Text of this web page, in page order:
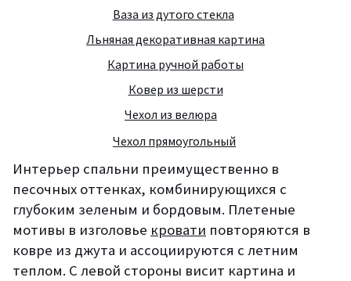
Ваза из дутого стекла
Льняная декоративная картина
Картина ручной работы
Ковер из шерсти
Чехол из велюра
Чехол прямоугольный
Интерьер спальни преимущественно в
песочных оттенках, комбинирующихся с
глубоким зеленым и бордовым. Плетеные
мотивы в изголовье кровати повторяются в
ковре из джута и ассоциируются с летним
теплом. С левой стороны висит картина и